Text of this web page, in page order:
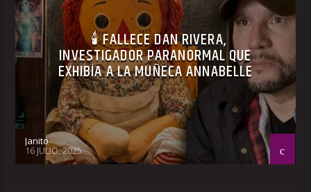
🕯 FALLECE DAN RIVERA,
INVESTIGADOR PARANORMAL QUE
EXHIBÍA A LA MUÑECA ANNABELLE
Janito
16 JULIO, 2025